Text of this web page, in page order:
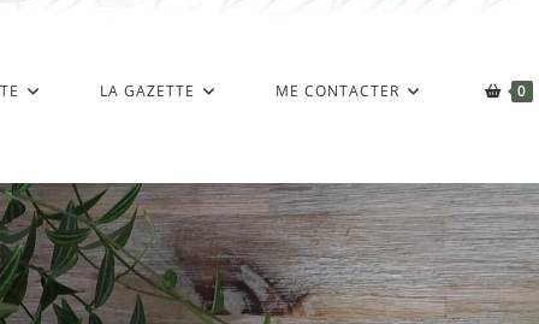
LA GAZETTE ME CONTACTER 0